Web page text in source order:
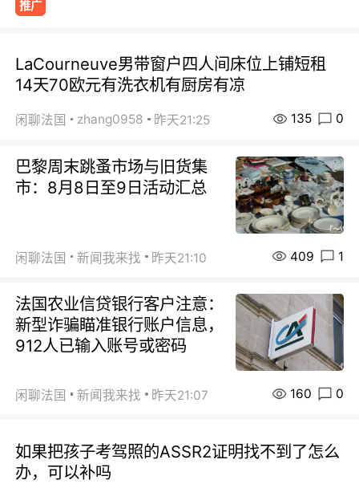
推广
LaCourneuve男带窗户四人间床位上铺短租
14天70欧元有洗衣机有厨房有凉
闲聊法国 zhang0958 昨天21:25 135 0
巴黎周末跳蚤市场与旧货集
市：8月8日至9日活动汇总
闲聊法国 新闻我来找 昨天21:10 409 1
法国农业信贷银行客户注意：
新型诈骗瞄准银行账户信息，
912人已输入账号或密码
闲聊法国 新闻我来找 昨天21:07 160 0
如果把孩子考驾照的ASSR2证明找不到了怎么
办，可以补吗